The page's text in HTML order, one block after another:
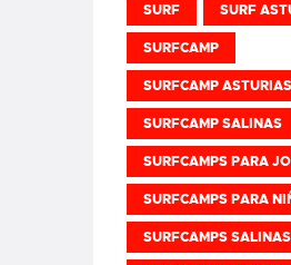
SURF SURF
SURFCAMP
SURFCAMP ASTURIAS
SURFCAMP SALINAS
SURFCAMPS PARA
SURFCAMPS PARA
SURFCAMPS SALINAS